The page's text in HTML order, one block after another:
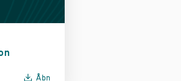
Åbn